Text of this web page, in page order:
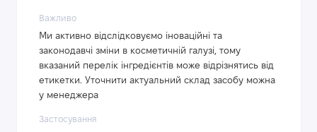
Важливо
Ми активно відслідковуємо іноваційні та
законодавчі зміни в косметичній галузі, тому
вказаний перелік інгредієнтів може відрізнятись від
етикетки. Уточнити актуальний склад засобу можна
у менеджера
Застосування